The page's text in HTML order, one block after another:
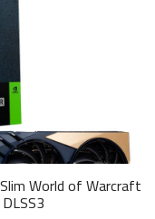
World of Warcraft